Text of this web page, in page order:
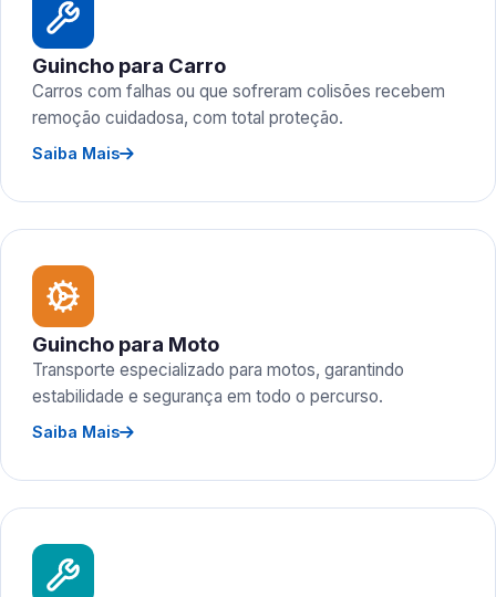
Guincho para Carro
Carros com falhas ou que sofreram colisões recebem
remoção cuidadosa, com total proteção.
Saiba Mais
Guincho para Moto
Transporte especializado para motos, garantindo
estabilidade e segurança em todo o percurso.
Saiba Mais